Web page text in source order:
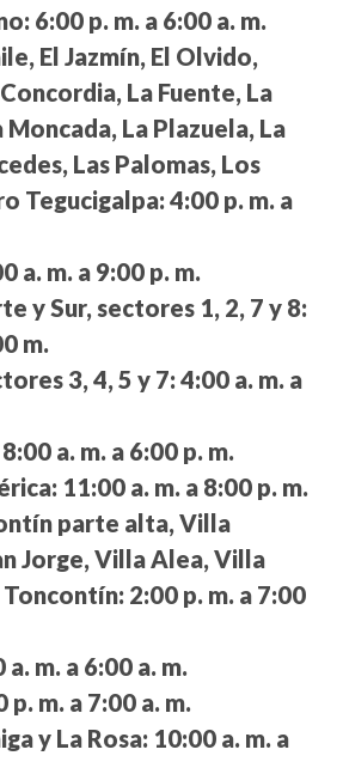
6:00 p. m. a 6:00 a. m.
El Jazmín, El Olvido,
La Fuente, La
Moncada, La Plazuela, La
Las Palomas, Los
Tegucigalpa: 4:00 p. m. a
a. m. a 9:00 p. m.
y Sur, sectores 1, 2, 7 y 8:
m.
3, 4, 5 y 7: 4:00 a. m. a
8:00 a. m. a 6:00 p. m.
11:00 a. m. a 8:00 p. m.
parte alta, Villa
Jorge, Villa Alea, Villa
2:00 p. m. a 7:00
a. m. a 6:00 a. m.
p. m. a 7:00 a. m.
y La Rosa: 10:00 a. m. a